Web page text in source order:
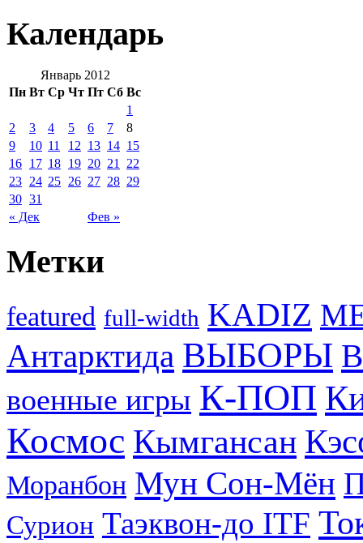
Календарь
Январь 2012
Пн Вт Ср Чт Пт Сб Вс
« Дек Фев »
1
2
3 4 5 6 7
8
9
10 11 12 13 14 15
16 17 18 19 20 21
22
23 24 25 26 27 28 29
30 31
Метки
featured full-width KADIZ
Антарктида ВЫБОРЫ
военные игры К-ПОП
Космос Кымгансан
Моранбон Мун Сон-Мён
Сурион Таэквон-до ITF